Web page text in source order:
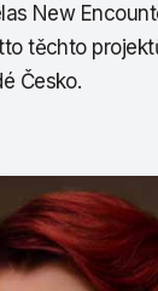
New
těchto
Česko.